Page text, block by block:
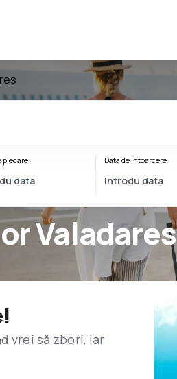
Valadares
plecare Data de întoarcere
vrei să zbori, iar